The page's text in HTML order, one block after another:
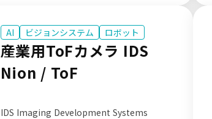
AI ビジョンシステム ロボット
産業用ToFカメラ IDS
Nion / ToF
IDS Imaging Development Systems